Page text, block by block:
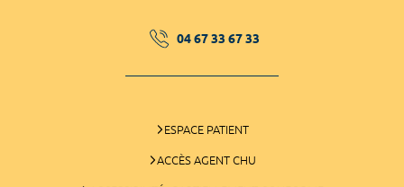
04 67 33 67 33
ESPACE PATIENT
ACCÈS AGENT CHU